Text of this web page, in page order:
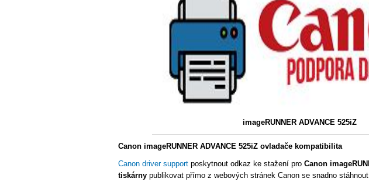
imageRUNNER ADVANCE 525iZ
Canon imageRUNNER ADVANCE 525iZ ovladače kompatibilita
Canon driver support poskytnout odkaz ke stažení pro Canon
tiskárny publikovat přímo z webových stránek Canon se snadno